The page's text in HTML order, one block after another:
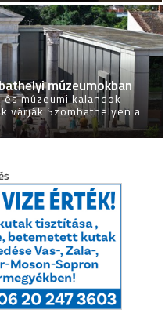
múzeumokban
múzeumi kalandok –
várják Szombathelyen a